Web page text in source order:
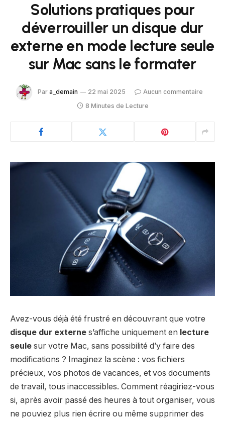
Solutions pratiques pour
déverrouiller un disque dur
externe en mode lecture seule
sur Mac sans le formater
Par a_demain 22 mai 2025
Aucun commentaire
8 Minutes de Lecture
Avez-vous déjà été frustré en découvrant que votre
disque dur externe s’affiche uniquement en lecture
seule sur votre Mac, sans possibilité d’y faire des
modifications ? Imaginez la scène : vos fichiers
précieux, vos photos de vacances, et vos documents
de travail, tous inaccessibles. Comment réagiriez-vous
si, après avoir passé des heures à tout organiser, vous
ne pouviez plus rien écrire ou même supprimer des